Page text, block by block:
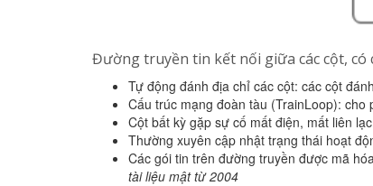
Đường truyền tin kết nối giữa các cột, có
Tự động đánh địa chỉ các cột: các cột
Cấu trúc mạng đoàn tàu (TrainLoop):
Cột bất kỳ gặp sự cố mất điện, mất liên
Thường xuyên cập nhật trạng thái hoạt
Các gói tin trên đường truyền được mã
tài liệu mật từ 2004